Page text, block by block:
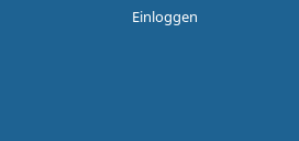
Einloggen